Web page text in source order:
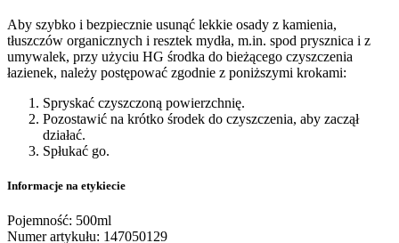
Aby szybko i bezpiecznie usunąć lekkie osady z kamienia,
tłuszczów organicznych i resztek mydła, m.in. spod prysznica i z
umywalek, przy użyciu HG środka do bieżącego czyszczenia
łazienek, należy postępować zgodnie z poniższymi krokami:
Spryskać czyszczoną powierzchnię.
Pozostawić na krótko środek do czyszczenia, aby zaczął
działać.
Spłukać go.
Informacje na etykiecie
Pojemność: 500ml
Numer artykułu: 147050129